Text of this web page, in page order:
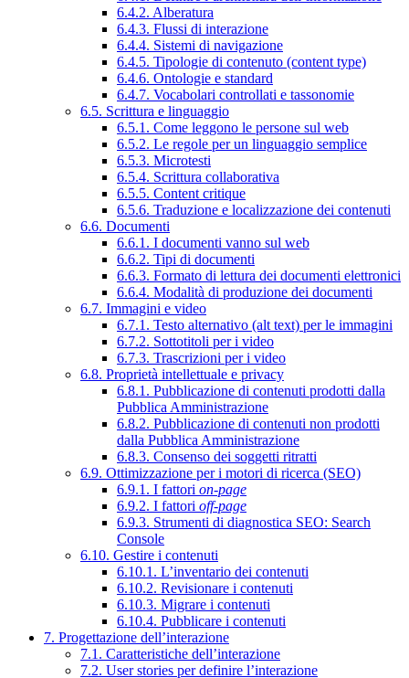
6.4.2. Alberatura
6.4.3. Flussi di interazione
6.4.4. Sistemi di navigazione
6.4.5. Tipologie di contenuto (content type)
6.4.6. Ontologie e standard
6.4.7. Vocabolari controllati e tassonomie
6.5. Scrittura e linguaggio
6.5.1. Come leggono le persone sul web
6.5.2. Le regole per un linguaggio semplice
6.5.3. Microtesti
6.5.4. Scrittura collaborativa
6.5.5. Content critique
6.5.6. Traduzione e localizzazione dei contenuti
6.6. Documenti
6.6.1. I documenti vanno sul web
6.6.2. Tipi di documenti
6.6.3. Formato di lettura dei documenti elettronici
6.6.4. Modalità di produzione dei documenti
6.7. Immagini e video
6.7.1. Testo alternativo (alt text) per le immagini
6.7.2. Sottotitoli per i video
6.7.3. Trascrizioni per i video
6.8. Proprietà intellettuale e privacy
6.8.1. Pubblicazione di contenuti prodotti dalla
Pubblica Amministrazione
6.8.2. Pubblicazione di contenuti non prodotti
dalla Pubblica Amministrazione
6.8.3. Consenso dei soggetti ritratti
6.9. Ottimizzazione per i motori di ricerca (SEO)
6.9.1. I fattori on-page
6.9.2. I fattori off-page
6.9.3. Strumenti di diagnostica SEO: Search
Console
6.10. Gestire i contenuti
6.10.1. L’inventario dei contenuti
6.10.2. Revisionare i contenuti
6.10.3. Migrare i contenuti
6.10.4. Pubblicare i contenuti
7. Progettazione dell’interazione
7.1. Caratteristiche dell’interazione
7.2. User stories per definire l’interazione